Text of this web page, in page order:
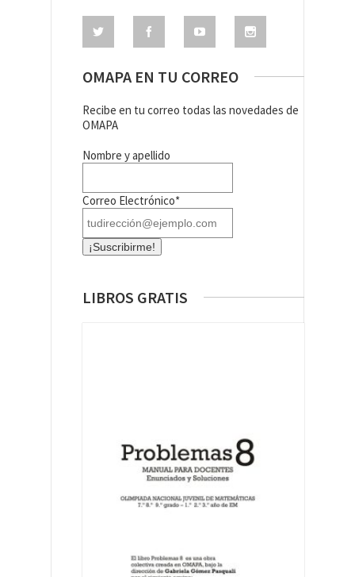
OMAPA EN TU CORREO
Recibe en tu correo todas las novedades de
OMAPA
Nombre y apellido
Correo Electrónico*
LIBROS GRATIS